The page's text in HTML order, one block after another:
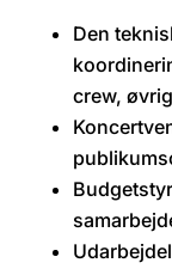
Den
crew,